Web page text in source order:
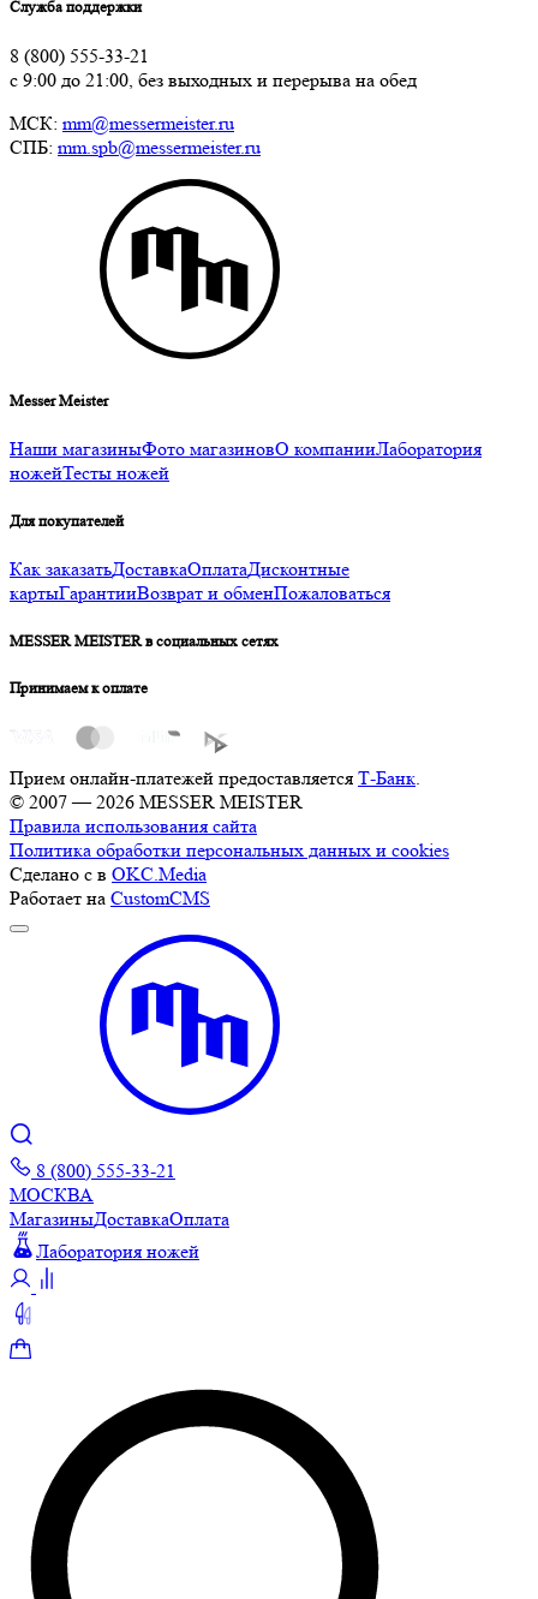
Служба поддержки
8 (800) 555-33-21
с 9:00 до 21:00, без выходных и перерыва на обед
МСК: mm@messermeister.ru
СПБ: mm.spb@messermeister.ru
Messer Meister
Наши магазиныФото магазиновО компанииЛаборатория
ножейТесты ножей
Для покупателей
Как заказатьДоставкаОплатаДисконтные
картыГарантииВозврат и обменПожаловаться
MESSER MEISTER в социальных сетях
Принимаем к оплате
Прием онлайн-платежей предоставляется Т-Банк
© 2007 — 2026 MESSER MEISTER
Правила использования сайта
Политика обработки персональных данных и cookies
Сделано с в OKC.Media
Работает на CustomCMS
8 (800) 555-33-21
МОСКВА
МагазиныДоставкаОплата
Лаборатория ножей